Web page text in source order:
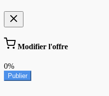
Modifier l'offre
0%
Publier